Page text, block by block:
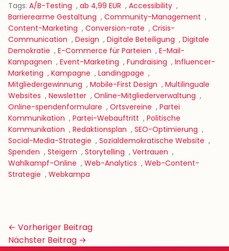
Tags: A/B-Testing , ab 4,99 EUR , Accessibility ,
Barrierearme Gestaltung , Community-Management ,
Content-Marketing , Conversion-rate , Crisis-
Communication , Design , Digitale Beteiligung , Digitale
Demokratie , E-Commerce für Parteien , E-Mail-
Kampagnen , Event-Marketing , Fundraising , Influencer-
Marketing , Kampagne , Landingpage ,
Mitgliedergewinnung , Mobile-First Design , Multilinguale
Websites , Newsletter , Online-Mitgliederverwaltung ,
Online-spendenformulare , Ortsvereine , Partei
Kommunikation , Partei-Webauftritt , Politische
Kommunikation , Redaktionsplan , SEO-Optimierung ,
Social-Media-Strategie , Sozialdemokratische Website ,
Spenden , Steigern , Storytelling , Vertrauen ,
Wahlkampf-Online , Web-Analytics , Web-Content-
Strategie , Webkampa
Beitrags-
Navigation
← Vorheriger Beitrag
Nächster Beitrag →